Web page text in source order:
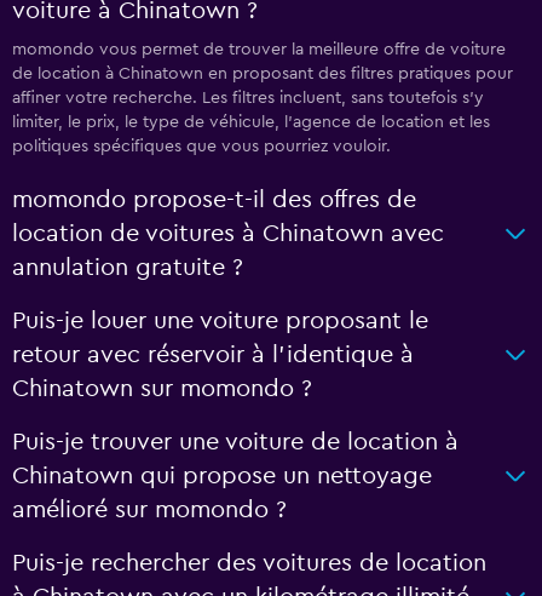
voiture à Chinatown ?
momondo vous permet de trouver la meilleure offre de voiture
de location à Chinatown en proposant des filtres pratiques pour
affiner votre recherche. Les filtres incluent, sans toutefois s'y
limiter, le prix, le type de véhicule, l'agence de location et les
politiques spécifiques que vous pourriez vouloir.
momondo propose-t-il des offres de
location de voitures à Chinatown avec
annulation gratuite ?
Puis-je louer une voiture proposant le
retour avec réservoir à l’identique à
Chinatown sur momondo ?
Puis-je trouver une voiture de location à
Chinatown qui propose un nettoyage
amélioré sur momondo ?
Puis-je rechercher des voitures de location